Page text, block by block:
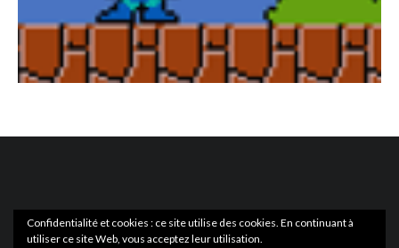
Confidentialité et cookies : ce site utilise des cookies. En continuant à
utiliser ce site Web, vous acceptez leur utilisation.